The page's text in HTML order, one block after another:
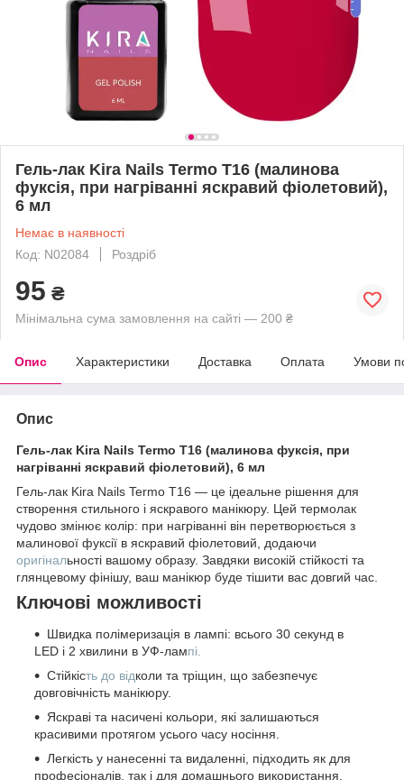
Гель-лак Kira Nails Termo T16 (малинова
фуксія, при нагріванні яскравий фіолетовий),
6 мл
Немає в наявності
Код: N02084
Роздріб
95 ₴
Мінімальна сума замовлення на сайті — 200 ₴
Опис Характеристики Доставка Оплата Умови
Опис
Гель-лак Kira Nails Termo T16 (малинова фуксія, при
нагріванні яскравий фіолетовий), 6 мл
Гель-лак Kira Nails Termo T16 — це ідеальне рішення для
створення стильного і яскравого манікюру. Цей термолак
чудово змінює колір: при нагріванні він перетворюється з
малинової фуксії в яскравий фіолетовий, додаючи
оригінальності вашому образу. Завдяки високій стійкості та
глянцевому фінішу, ваш манікюр буде тішити вас довгий час.
Ключові можливості
Швидка полімеризація в лампі: всього 30 секунд в
LED і 2 хвилини в УФ-лампі.
Стійкість до відколи та тріщин, що забезпечує
довговічність манікюру.
Яскраві та насичені кольори, які залишаються
красивими протягом усього часу носіння.
Легкість у нанесенні та видаленні, підходить як для
професіоналів, так і для домашнього використання.